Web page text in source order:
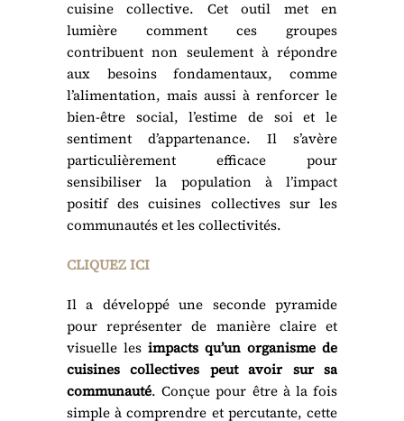
cuisine collective. Cet outil met en
lumière comment ces groupes
contribuent non seulement à répondre
aux besoins fondamentaux, comme
l’alimentation, mais aussi à renforcer le
bien-être social, l’estime de soi et le
sentiment d’appartenance. Il s’avère
particulièrement efficace pour
sensibiliser la population à l’impact
positif des cuisines collectives sur les
communautés et les collectivités.
CLIQUEZ ICI
Il a développé une seconde pyramide
pour représenter de manière claire et
visuelle les impacts qu’un organisme de
cuisines collectives peut avoir sur sa
communauté. Conçue pour être à la fois
simple à comprendre et percutante, cette